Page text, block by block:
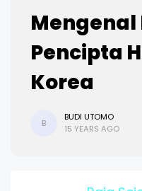
Mengenal
Pencipta
Korea
B
BUDI UTOMO
15 YEARS AGO